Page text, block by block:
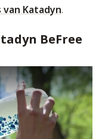
Katadyn.
BeFree